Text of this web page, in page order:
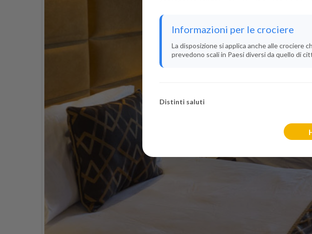
Informazioni per le crociere
La disposizione si applica anche alle crociere
prevedono scali in Paesi diversi da quello di
Distinti saluti